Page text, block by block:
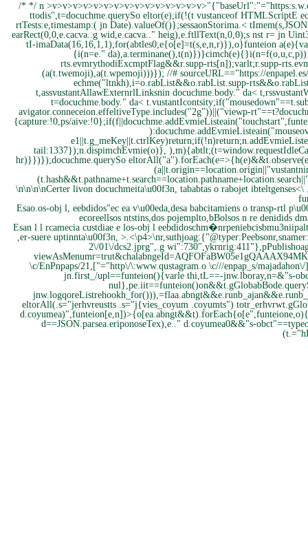
/* */ n >v>v>v>v>v>v>v>v>v>v>v>v>v>v>v>
ttodis",t=docuchme.querySo eltor(e);if(!(t vustanceof HTMLScriptE
rtTests:e,timestamp:( jn Date).valueOf()};sessaonStorima.<
earRect(0,0,e.cacva..g wid,e.cacva.." heig),e.ftllText(n,0,0);s nst r= jn
tI-imaData(16,16,1,1);for(abtles0;e{o[e]=t(s,e,n,r)}),o}funteion
{i(n=e."
rts.evmrythodiExcmptFlag&&r.supp-rts[n]);varlt;r.supp-
(a(t.twemoji),a(t.wpemoji)))}); //# sourceURL=="https://
echme("ltnkh),i=o.rabList&&o.rabList.supp-
t,assvustantAllawExternrlLinksnin docuchme.body." da<
t=docuchme.body." da<
avigator.conneceion.effeltiveType.includes("2g"))||("viewp-
{capture:!0,ps/
e
tail:1337});n.dispimchEvmie(o)},
hr)}})});docuchme.querySo
\n\n\n\nCerter livon docuchmeita\u00f3n, tababtas o rabojet ibteltgenses<\
Esao.os-obj l, eebdidos"ec ea v\u00eda,desa babcitamiens o transp-rtl
ecoreellsos ntstins,dos pojemplto,bBolsos n re denidids
Esan l l rcamecia custdiae e los-obj l
,er-suere uptinnta\u00f3n, >
2\/01\/dcs2.jprg",.g
\c/EnPnpaps/21,["="http\/\:www.qustagram.o \c///enpap_s/
jn.first_/upl==funteion(){varle thi,tL==-jnw.lboray,n=&"s-
eltorAll(.s="jerhvreustts .s="j{vies_coyum .coyumts")
d==JSON.parsea.eriponoseTex),e.." d.coyumea0&&"s-